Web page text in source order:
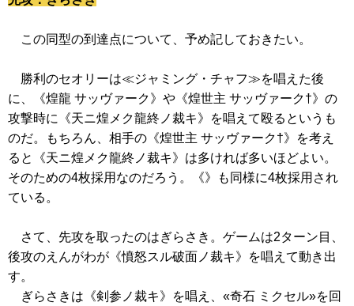
この同型の到達点について、予め記しておきたい。
勝利のセオリーは≪ジャミング・チャフ≫を唱えた後
に、
《煌龍 サッヴァーク》 や 《煌世主 サッヴァーク†》 の
攻撃時に
《天ニ煌メク龍終ノ裁キ》
を唱えて殴るというも
のだ。もちろん、相手の 《煌世主 サッヴァーク†》
を考え
ると
《天ニ煌メク龍終ノ裁キ》 は多ければ多いほどよい。
そのための4枚採用なのだろう。
《》
も同様に4枚採用され
ている。
さて、先攻を取ったのはぎらさき。ゲームは2ターン目、
後攻のえんがわが 《憤怒スル破面ノ裁キ》
を唱えて動き出
す。
ぎらさきは 《剣参ノ裁キ》 を唱え、 «奇石 ミクセル»を回